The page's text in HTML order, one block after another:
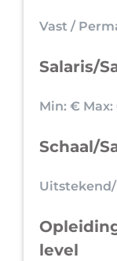
Vast /
Salaris/
Min: €
Schaal/
level